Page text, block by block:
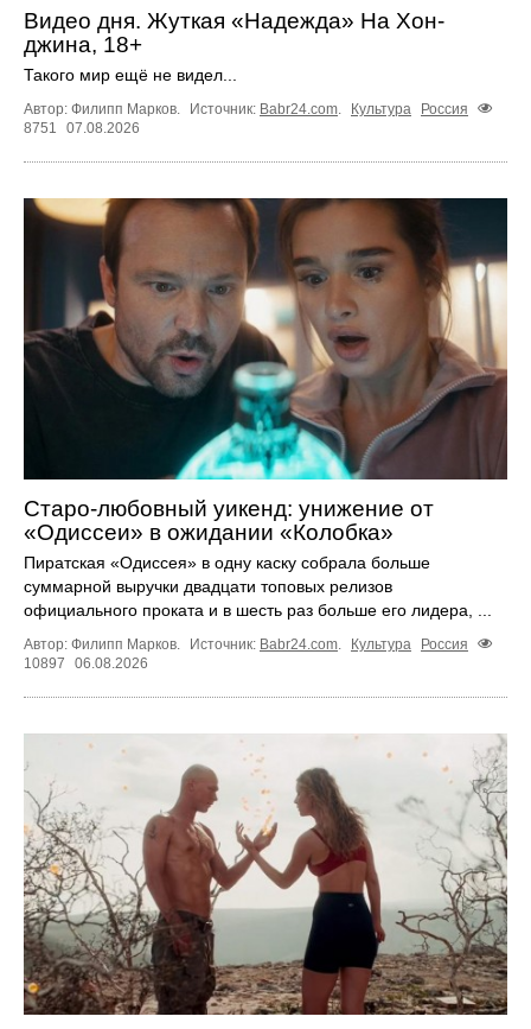
Видео дня. Жуткая «Надежда» На Хон-
джина, 18+
Такого мир ещё не видел...
Автор: Филипп Марков. Источник: Babr24.com. Культура
Россия
8751
07.08.2026
Старо-любовный уикенд: унижение от
«Одиссеи» в ожидании «Колобка»
Пиратская «Одиссея» в одну каску собрала больше
суммарной выручки двадцати топовых релизов
официального проката и в шесть раз больше его лидера, ...
Автор: Филипп Марков. Источник: Babr24.com. Культура
Россия
10897
06.08.2026